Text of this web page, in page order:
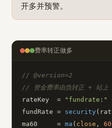
开多并预警。
费率转正做多
rateKey
  =
"fundrate:"
fundRate = security(
ma60
     =
ma ( close , 60